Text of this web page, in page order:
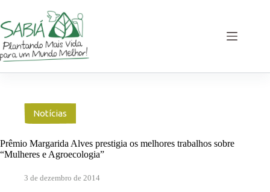
o
conteúdo
Notícias
Prêmio Margarida Alves prestigia os melhores trabalhos sobre
“Mulheres e Agroecologia”
3 de dezembro de 2014